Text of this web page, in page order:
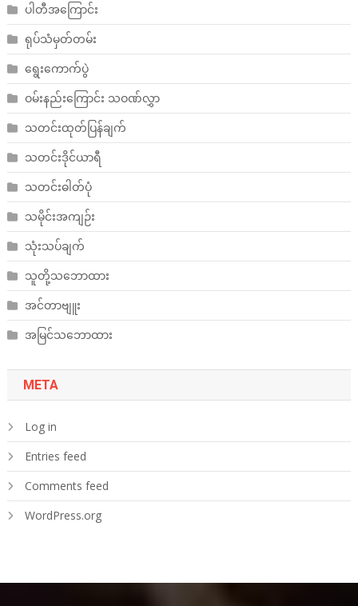
ပါတီအကြောင်း
ရုပ်သံမှတ်တမ်း
ရွေးကောက်ပွဲ
ဝမ်းနည်းကြောင်း သဝဏ်လွှာ
သတင်းထုတ်ပြန်ချက်
သတင်းဒိုင်ယာရီ
သတင်းဓါတ်ပုံ
သမိုင်းအကျဉ်း
သုံးသပ်ချက်
သူတို့သဘောထား
အင်တာဗျူး
အမြင်သဘောထား
META
Log in
Entries feed
Comments feed
WordPress.org